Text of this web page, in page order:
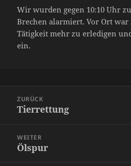
Wir wurden gegen 10:10 Uhr
Brechen alarmiert. Vor Ort
Tätigkeit mehr zu erledigen
ein.
ZURÜCK
Vorheriger
Tierrettung
WEITER
Nächster
Ölspur